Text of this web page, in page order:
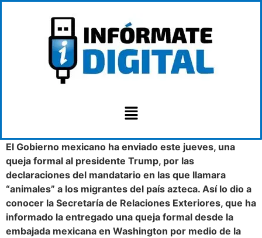
El Gobierno mexicano ha enviado este jueves, una
queja formal al presidente Trump, por las
declaraciones del mandatario en las que llamara
“animales” a los migrantes del país azteca. Así lo dio a
conocer la Secretaría de Relaciones Exteriores, que ha
informado la entregado una queja formal desde la
embajada mexicana en Washington por medio de la